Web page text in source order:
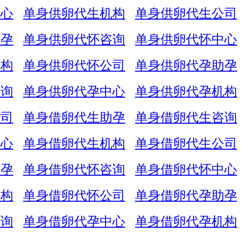
单身供卵代生机构
单身供卵代生公司
单身供卵代怀咨询
单身供卵代怀中心
单身供卵代怀公司
单身供卵代孕助孕
单身供卵代孕中心
单身供卵代孕机构
单身借卵代生助孕
单身借卵代生咨询
单身借卵代生机构
单身借卵代生公司
单身借卵代怀咨询
单身借卵代怀中心
单身借卵代怀公司
单身借卵代孕助孕
单身借卵代孕中心
单身借卵代孕机构